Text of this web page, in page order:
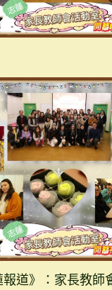
報道》：家長教師